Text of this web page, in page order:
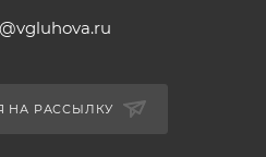
НА РАССЫЛКУ